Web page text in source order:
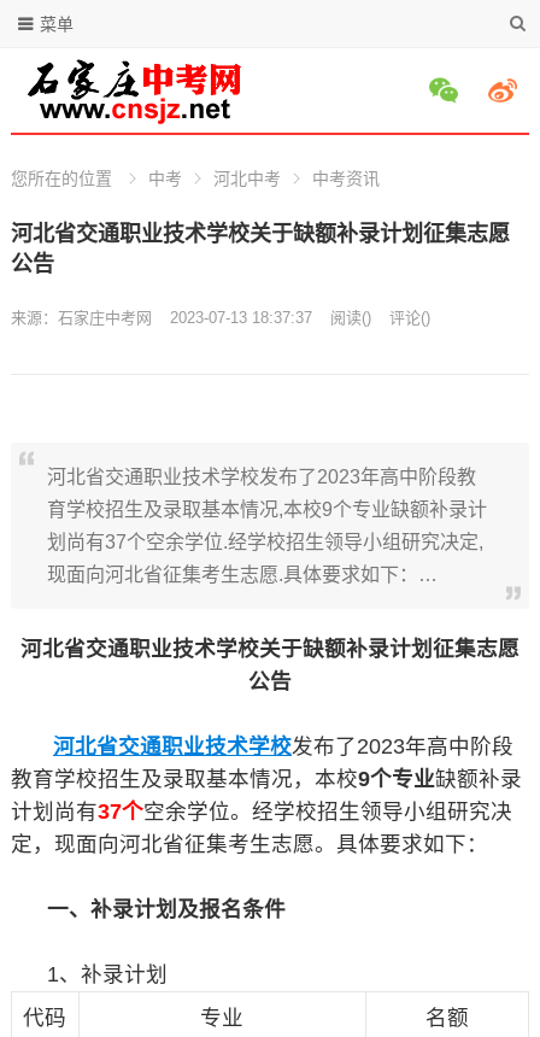
菜单
您所在的位置 中考 河北中考 中考资讯
河北省交通职业技术学校关于缺额补录计划征集志愿
公告
来源： 石家庄中考网 2023-07-13 18:37:37 阅读() 评论()
河北省交通职业技术学校发布了2023年高中阶段教
育学校招生及录取基本情况,本校9个专业缺额补录计
划尚有37个空余学位.经学校招生领导小组研究决定,
现面向河北省征集考生志愿.具体要求如下：…
河北省交通职业技术学校关于缺额补录计划征集志愿
公告
河北省交通职业技术学校发布了2023年高中阶段
教育学校招生及录取基本情况，本校9个专业缺额补录
计划尚有37个空余学位。经学校招生领导小组研究决
定，现面向河北省征集考生志愿。具体要求如下：
一、补录计划及报名条件
1、补录计划
代码
专业 名额